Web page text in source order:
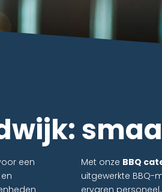
een
Met onze BBQ
uitgewerkte BBQ-
ervaren